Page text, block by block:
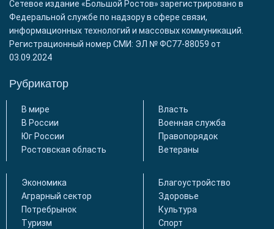
Сетевое издание «Большой Ростов» зарегистрировано в
Федеральной службе по надзору в сфере связи,
информационных технологий и массовых коммуникаций.
Регистрационный номер СМИ: ЭЛ № ФС77-88059 от
03.09.2024
Рубрикатор
В мире
В России
Юг России
Ростовская область
Власть
Военная служба
Правопорядок
Ветераны
Экономика
Аграрный сектор
Потребрынок
Туризм
Благоустройство
Здоровье
Культура
Спорт